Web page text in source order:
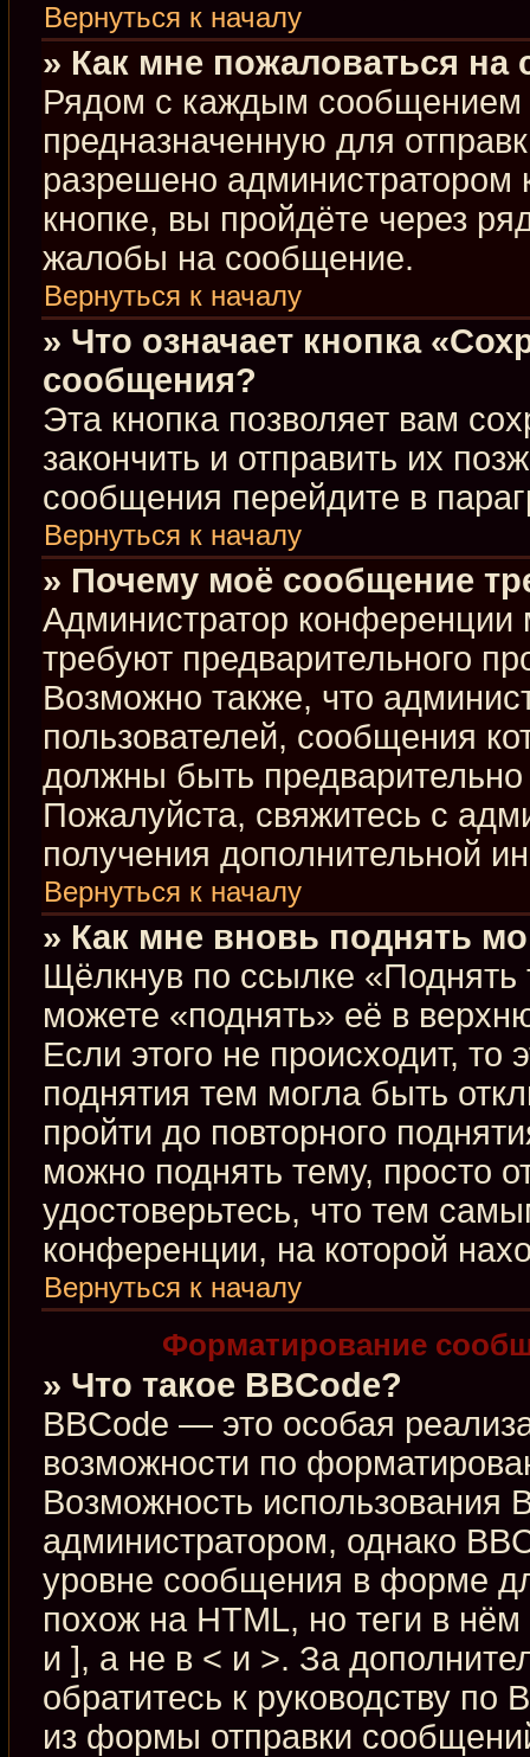
Вернуться к началу
» Как мне пожаловаться
Рядом с каждым сообщением
предназначенную для
разрешено
кнопке, вы пройдёте через
жалобы на сообщение.
Вернуться к началу
» Что означает кнопка
сообщения?
Эта кнопка позволяет вам
закончить и отправить их
сообщения перейдите в
Вернуться к началу
» Почему моё сообщение
Администратор
требуют предварительного
Возможно также, что
пользователей, сообщения
должны быть
Пожалуйста, свяжитесь с
получения дополнительной
Вернуться к началу
» Как мне вновь поднять
Щёлкнув по ссылке
можете «поднять» её в
Если этого не происходит, то
поднятия тем могла быть
пройти до повторного
можно поднять тему, просто
удостоверьтесь, что тем
конференции, на которой
Вернуться к началу
Форматирование
» Что такое BBCode?
BBCode — это особая
возможности по
Возможность использования
администратором, однако
уровне сообщения в форме
похож на HTML, но теги в
и ], а не в < и >. За
обратитесь к руководству по
из формы отправки